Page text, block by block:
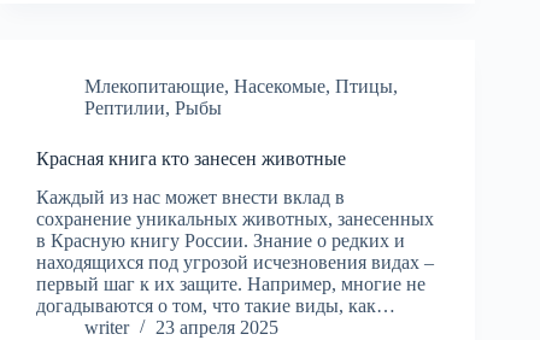
Млекопитающие, Насекомые, Птицы,
Рептилии, Рыбы
Красная книга кто занесен животные
Каждый из нас может внести вклад в
сохранение уникальных животных, занесенных
в Красную книгу России. Знание о редких и
находящихся под угрозой исчезновения видах –
первый шаг к их защите. Например, многие не
догадываются о том, что такие виды, как…
writer
23 апреля 2025